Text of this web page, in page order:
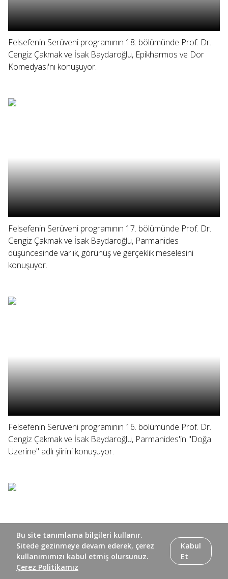
Felsefenin Serüveni programının 18. bölümünde Prof. Dr.
Cengiz Çakmak ve İsak Baydaroğlu, Epikharmos ve Dor
Komedyası'nı konuşuyor.
Felsefenin Serüveni programının 17. bölümünde Prof. Dr.
Cengiz Çakmak ve İsak Baydaroğlu, Parmanides
düşüncesinde varlık, görünüş ve gerçeklik meselesini
konuşuyor.
Felsefenin Serüveni programının 16. bölümünde Prof. Dr.
Cengiz Çakmak ve İsak Baydaroğlu, Parmanides'in "Doğa
Üzerine" adlı şiirini konuşuyor.
Bu site tanımlama bilgileri kullanır.
Sitede gezinmeye devam ederek, çerez
kullanımımızı kabul etmiş olursunuz.
Çerez Politikamız
Kabul
Et